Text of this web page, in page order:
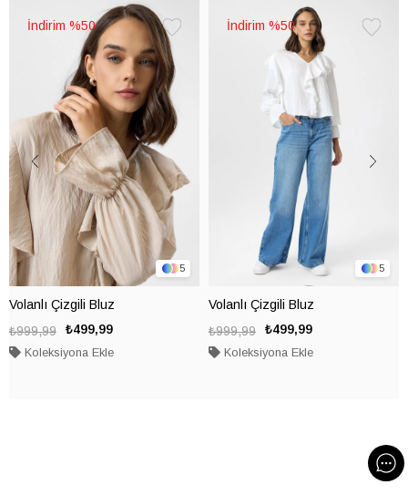
5
Volanlı Çizgili Bluz
₺499,99
₺999,99
Koleksiyona Ekle
Favorilere
Ekle
%50
5
Volanlı Çizgili Bluz
₺499,99
₺999,99
Koleksiyona Ekle
%50